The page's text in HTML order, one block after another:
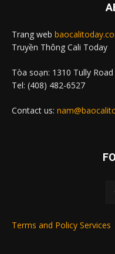
Trang web
Truyền Thông Cali Today
Tòa soạn: 1310 Tully
Tel: (408) 482-6527
Contact us:
Terms and Policy Services